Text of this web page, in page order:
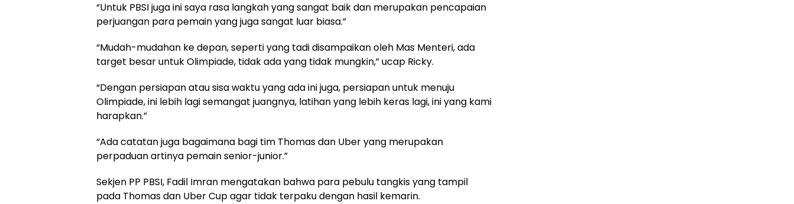
“Untuk PBSI juga ini saya rasa langkah yang sangat baik dan merupakan pencapaian
perjuangan para pemain yang juga sangat luar biasa.”
“Mudah-mudahan ke depan, seperti yang tadi disampaikan oleh Mas Menteri, ada
target besar untuk Olimpiade, tidak ada yang tidak mungkin,” ucap Ricky.
“Dengan persiapan atau sisa waktu yang ada ini juga, persiapan untuk menuju
Olimpiade, ini lebih lagi semangat juangnya, latihan yang lebih keras lagi, ini yang kami
harapkan.”
“Ada catatan juga bagaimana bagi tim Thomas dan Uber yang merupakan
perpaduan artinya pemain senior-junior.”
Sekjen PP PBSI, Fadil Imran mengatakan bahwa para pebulu tangkis yang tampil
pada Thomas dan Uber Cup agar tidak terpaku dengan hasil kemarin.